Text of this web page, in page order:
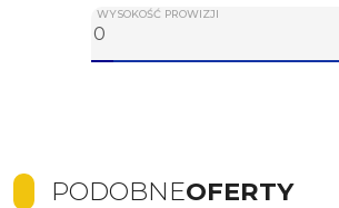
WYSOKOŚĆ PROWIZJI
PODOBNEOFERTY